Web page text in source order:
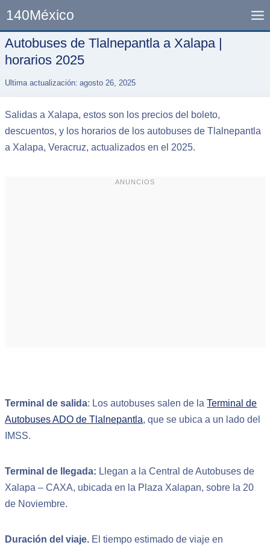
content
140México
Autobuses de Tlalnepantla a Xalapa |
horarios 2025
Ultima actualización: agosto 26, 2025
Salidas a Xalapa, estos son los precios del boleto,
descuentos, y los horarios de los autobuses de Tlalnepantla
a Xalapa, Veracruz, actualizados en el 2025.
ANUNCIOS
Terminal de salida: Los autobuses salen de laTerminal de
Autobuses ADO de Tlalnepantla, que se ubica a un lado del
IMSS.
Terminal de llegada: Llegan a la Central de Autobuses de
Xalapa – CAXA, ubicada en la Plaza Xalapan, sobre la 20
de Noviembre.
Duración del viaje. El tiempo estimado de viaje en